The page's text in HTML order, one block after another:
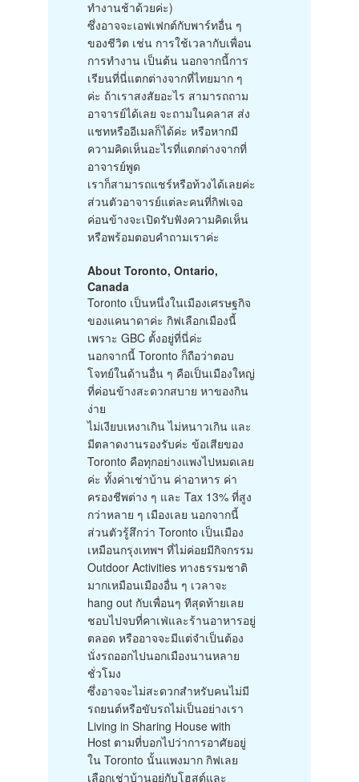
ทำงานช้าด้วยค่ะ)
ซึ่งอาจจะเอฟเฟกต์กับพาร์ทอื่น ๆ
ของชีวิต เช่น การใช้เวลากับเพื่อน
การทำงาน เป็นต้น นอกจากนี้การ
เรียนที่นี่แตกต่างจากที่ไทยมาก ๆ
ค่ะ ถ้าเราสงสัยอะไร สามารถถาม
อาจารย์ได้เลย จะถามในคลาส ส่ง
แชทหรืออีเมลก็ได้ค่ะ หรือหากมี
ความคิดเห็นอะไรที่แตกต่างจากที่
อาจารย์พูด
เราก็สามารถแชร์หรือท้วงได้เลยค่ะ
ส่วนตัวอาจารย์แต่ละคนที่กิฟเจอ
ค่อนข้างจะเปิดรับฟังความคิดเห็น
หรือพร้อมตอบคำถามเราค่ะ
About Toronto, Ontario,
Canada
Toronto เป็นหนึ่งในเมืองเศรษฐกิจ
ของแคนาดาค่ะ กิฟเลือกเมืองนี้
เพราะ GBC ตั้งอยู่ที่นี่ค่ะ
นอกจากนี้ Toronto ก็ถือว่าตอบ
โจทย์ในด้านอื่น ๆ คือเป็นเมืองใหญ่
ที่ค่อนข้างสะดวกสบาย หาของกิน
ง่าย
ไม่เงียบเหงาเกิน ไม่หนาวเกิน และ
มีตลาดงานรองรับค่ะ ข้อเสียของ
Toronto คือทุกอย่างแพงไปหมดเลย
ค่ะ ทั้งค่าเช่าบ้าน ค่าอาหาร ค่า
ครองชีพต่าง ๆ และ Tax 13% ที่สูง
กว่าหลาย ๆ เมืองเลย นอกจากนี้
ส่วนตัวรู้สึกว่า Toronto เป็นเมือง
เหมือนกรุงเทพฯ ที่ไม่ค่อยมีกิจกรรม
Outdoor Activities ทางธรรมชาติ
มากเหมือนเมืองอื่น ๆ เวลาจะ
hang out กับเพื่อนๆ ทีสุดท้ายเลย
ชอบไปจบที่คาเฟ่และร้านอาหารอยู่
ตลอด หรืออาจจะมีแต่จำเป็นต้อง
นั่งรถออกไปนอกเมืองนานหลาย
ชั่วโมง
ซึ่งอาจจะไม่สะดวกสำหรับคนไม่มี
รถยนต์หรือขับรถไม่เป็นอย่างเรา
Living in Sharing House with
Host ตามที่บอกไปว่าการอาศัยอยู่
ใน Toronto นั้นแพงมาก กิฟเลย
เลือกเช่าบ้านอยู่กับโฮสต์และ